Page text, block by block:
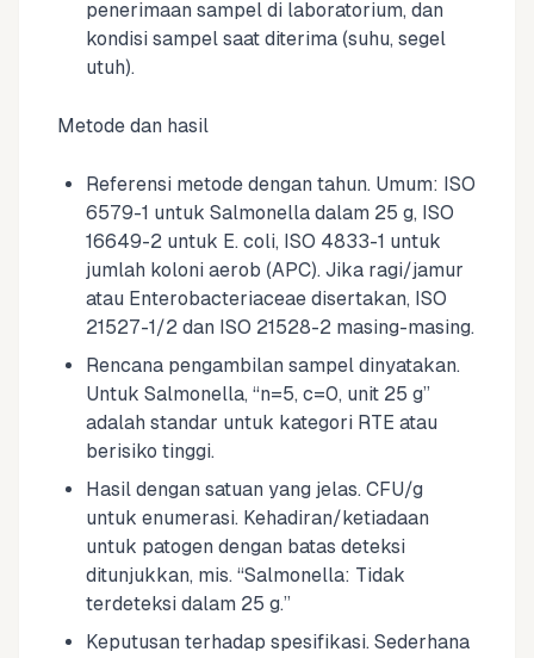
penerimaan sampel di laboratorium, dan
kondisi sampel saat diterima (suhu, segel
utuh).
Metode dan hasil
Referensi metode dengan tahun. Umum: ISO
6579-1 untuk Salmonella dalam 25 g, ISO
16649-2 untuk E. coli, ISO 4833-1 untuk
jumlah koloni aerob (APC). Jika ragi/jamur
atau Enterobacteriaceae disertakan, ISO
21527-1/2 dan ISO 21528-2 masing-masing.
Rencana pengambilan sampel dinyatakan.
Untuk Salmonella, “n=5, c=0, unit 25 g”
adalah standar untuk kategori RTE atau
berisiko tinggi.
Hasil dengan satuan yang jelas. CFU/g
untuk enumerasi. Kehadiran/ketiadaan
untuk patogen dengan batas deteksi
ditunjukkan, mis. “Salmonella: Tidak
terdeteksi dalam 25 g.”
Keputusan terhadap spesifikasi. Sederhana